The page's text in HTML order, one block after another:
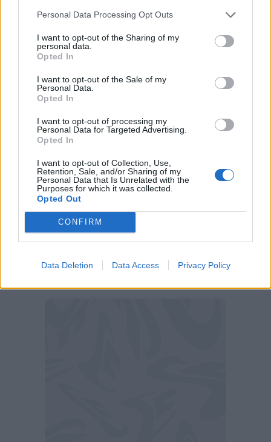
Personal Data Processing Opt Outs
I want to opt-out of the Sharing of my
personal data.
Opted In
I want to opt-out of the Sale of my
Personal Data.
Opted In
I want to opt-out of processing my
Personal Data for Targeted Advertising.
Opted In
I want to opt-out of Collection, Use,
Retention, Sale, and/or Sharing of my
Personal Data that Is Unrelated with the
Purposes for which it was collected.
Opted Out
CONFIRM
Data Deletion Data Access Privacy Policy
cinque nel ranking è stato di sette mesi.
anni. Gareth ha reso possibile un lavoro
impossibile e ha gettato solide fondamenta
per i successi futuri.
e Steve hanno realizzato per l'Inghilterra e
saremo loro per sempre grati. Il processo di
nomina del successore di Gareth è ora in
corso e puntiamo ad annunciare il nostro
nuovo manager il prima possibile. La UEFA
Nations League inizia a settembre e
prenderemo una soluzione provvisoria se
necessario. Sappiamo che ci saranno
inevitabili speculazioni, ma non